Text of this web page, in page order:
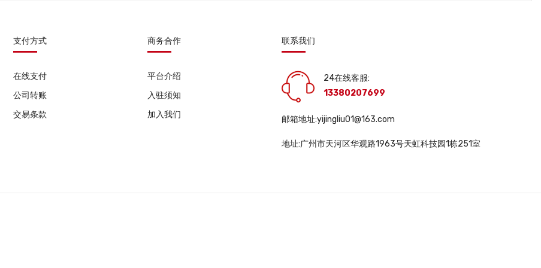
支付方式
在线支付
公司转账
交易条款
商务合作
平台介绍
入驻须知
加入我们
联系我们
24在线客服:
13380207699
邮箱地址:yijingliu01@163.com
地址:广州市天河区华观路1963号天虹科技园1栋251室